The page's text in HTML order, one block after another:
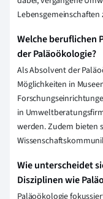
Welche beruflichen
der Paläoökologie?
Als Absolvent der
Möglichkeiten in
in
werden. Zudem bieten
Wie unterscheidet
Disziplinen wie